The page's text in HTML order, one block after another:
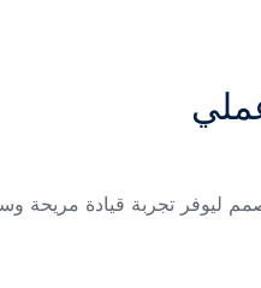
سهولة مع هذا السكوتر الكهربائي المزود بمحرك قوي 350 وات وعجلات بحجم 8.5 بوصة. مصمم